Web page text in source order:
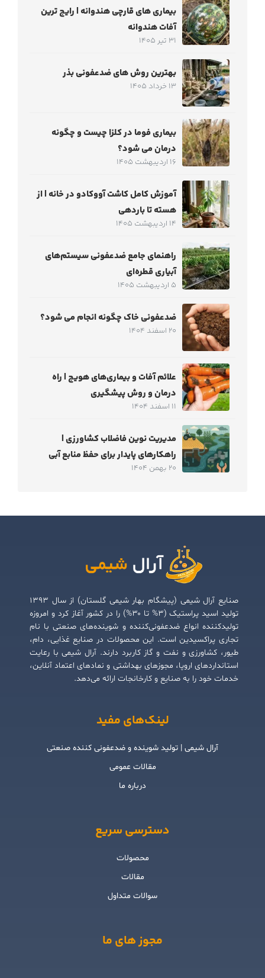
بیماری های قارچی هندوانه | رایج ترین
آفات هندوانه
31 تیر 1405
بهترین روش های ضدعفونی بذر
13 خرداد 1405
بیماری فوما در کلزا چیست و چگونه
درمان می شود؟
16 اردیبهشت 1405
آموزش کامل کاشت آووکادو در خانه | از
هسته تا باردهی
14 اردیبهشت 1405
راهنمای جامع ضدعفونی سیستم‌های
آبیاری قطره‌ای
5 اردیبهشت 1405
ضدعفونی خاک چگونه انجام می شود؟
20 اسفند 1404
علائم آفات و بیماری‌های هویج | راه
درمان و روش پیشگیری
11 اسفند 1404
مدیریت نوین فاضلاب کشاورزی |
راهکارهای پایدار برای حفظ منابع آبی
20 بهمن 1404
صنایع آرال شیمی (پیشگام بهار شیمی گلستان) از سال ۱۳۹۳
تولید اسید پراستیک (۳% تا ۳۰%) را در کشور آغاز کرد و امروزه
تولیدکننده انواع ضدعفونی‌کننده و شوینده‌های صنعتی با نام
تجاری پراکسیدین است. این محصولات در صنایع غذایی، دام،
طیور، کشاورزی و نفت و گاز کاربرد دارند. آرال شیمی با رعایت
استانداردهای اروپا، مجوزهای بهداشتی و نمادهای اعتماد آنلاین،
خدمات خود را به صنایع و کارخانجات ارائه می‌دهد.
لینک‌های مفید
آرال شیمی | تولید شوینده و ضدعفونی کننده صنعتی
مقالات عمومی
درباره ما
دسترسی سریع
محصولات
مقالات
سوالات متداول
مجوز های ما